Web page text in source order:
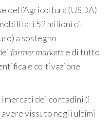
dell’Agricoltura (USDA)
52 milioni di
a sostegno
farmer marketse di tutto
e coltivazione
mercati dei contadini (i
avere vissuto negli ultimi